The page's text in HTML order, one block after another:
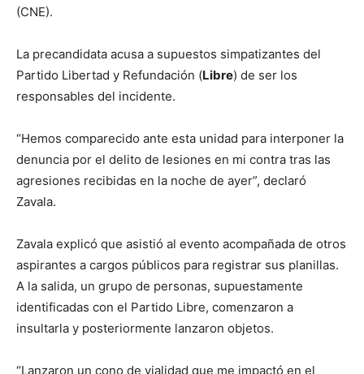
(CNE).
La precandidata acusa a supuestos simpatizantes del
Partido Libertad y Refundación (Libre) de ser los
responsables del incidente.
“Hemos comparecido ante esta unidad para interponer la
denuncia por el delito de lesiones en mi contra tras las
agresiones recibidas en la noche de ayer”, declaró
Zavala.
Zavala explicó que asistió al evento acompañada de otros
aspirantes a cargos públicos para registrar sus planillas.
A la salida, un grupo de personas, supuestamente
identificadas con el Partido Libre, comenzaron a
insultarla y posteriormente lanzaron objetos.
“Lanzaron un cono de vialidad que me impactó en el